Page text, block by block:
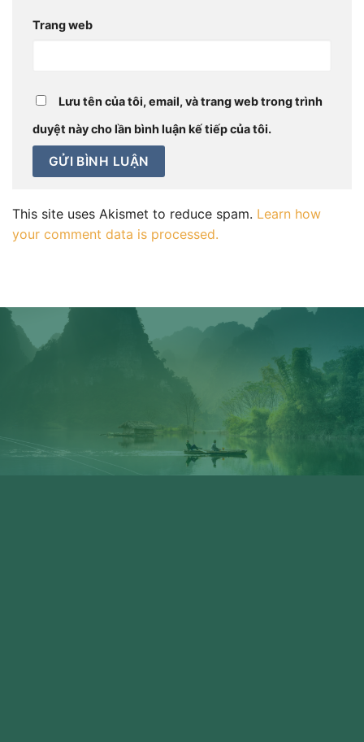
Trang web
Lưu tên của tôi, email, và trang web trong trình
duyệt này cho lần bình luận kế tiếp của tôi.
This site uses Akismet to reduce spam. Learn how
your comment data is processed.